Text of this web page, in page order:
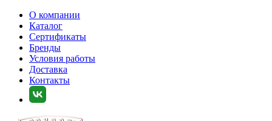
О компании
Каталог
Сертификаты
Бренды
Условия работы
Доставка
Контакты